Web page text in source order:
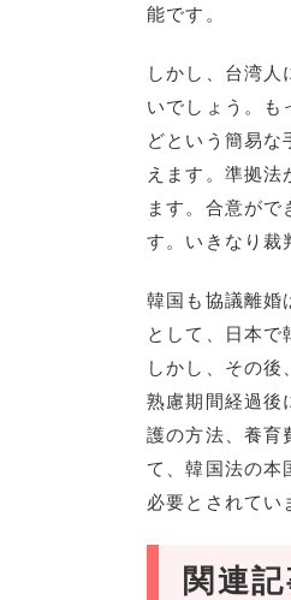
能です。
しかし、台湾
いでしょう。も
どという簡易な
えます。準拠法
ます。合意が
す。いきなり裁
韓国も協議離婚
として、日本で
しかし、その
熟慮期間経過後
護の方法、養育
て、韓国法の本
必要とされてい
関連